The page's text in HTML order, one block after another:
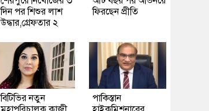
দিন পর শিশুর লাশ
উদ্ধার,গ্রেফতার ২
ফিরছেন প্রীতি
বিটিভির নতুন
পাকিস্তান